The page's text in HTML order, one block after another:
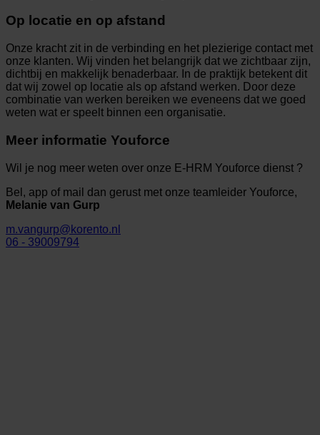
Op locatie en op afstand
Onze kracht zit in de verbinding en het plezierige contact met
onze klanten. Wij vinden het belangrijk dat we zichtbaar zijn,
dichtbij en makkelijk benaderbaar. In de praktijk betekent dit
dat wij zowel op locatie als op afstand werken. Door deze
combinatie van werken bereiken we eveneens dat we goed
weten wat er speelt binnen een organisatie.
Meer informatie Youforce
Wil je nog meer weten over onze E-HRM Youforce dienst ?
Bel, app of mail dan gerust met onze teamleider Youforce,
Melanie van Gurp
m.vangurp@korento.nl
06 - 39009794